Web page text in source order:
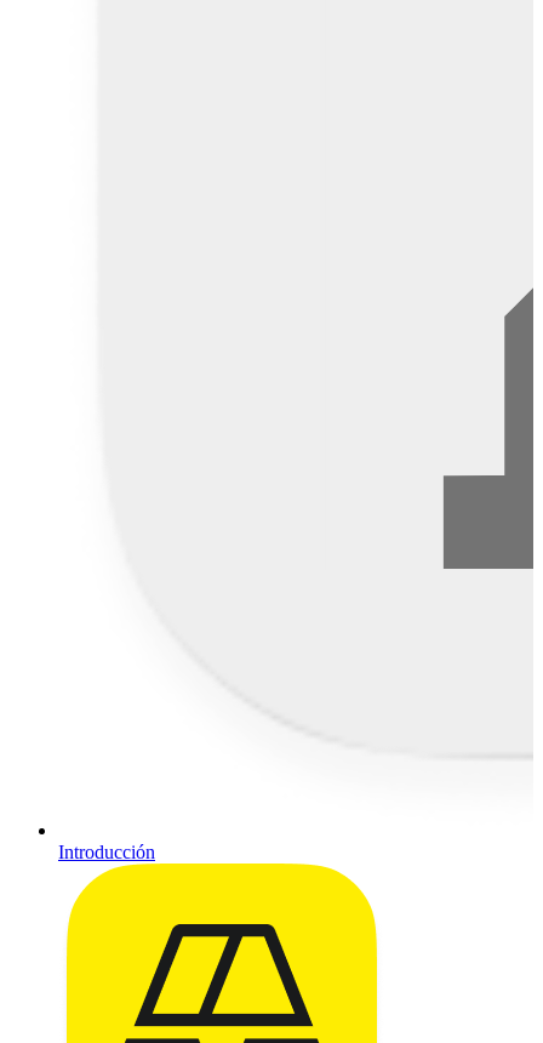
Introducción